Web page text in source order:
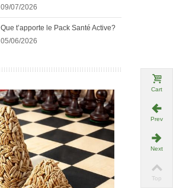
09/07/2026
Que t’apporte le Pack Santé Active?
05/06/2026
Cart
Prev
Next
Top